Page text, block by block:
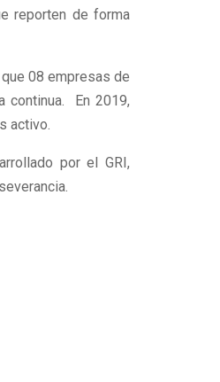
reporten de forma
08 empresas de
continua. En 2019,
activo.
por el GRI,